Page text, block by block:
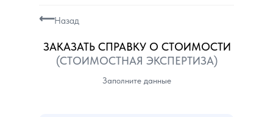
ЗАКАЗАТЬ СПРАВКУ О СТОИМОСТИ
(СТОИМОСТНАЯ ЭКСПЕРТИЗА)
Заполните данные
Назад
⟵